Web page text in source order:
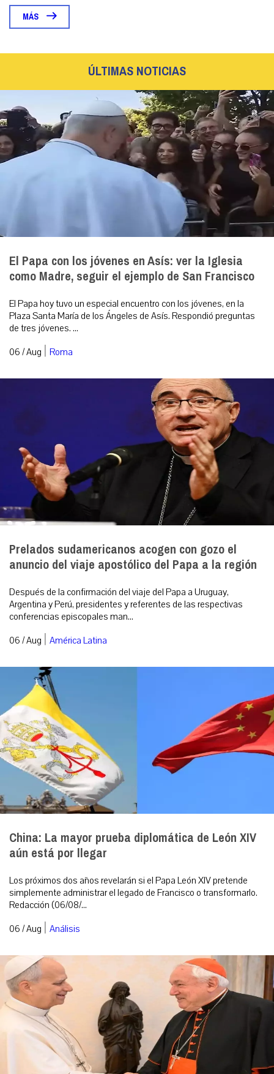
MÁS
ÚLTIMAS NOTICIAS
El Papa con los jóvenes en Asís: ver la Iglesia
como Madre, seguir el ejemplo de San Francisco
El Papa hoy tuvo un especial encuentro con los jóvenes, en la
Plaza Santa María de los Ángeles de Asís. Respondió preguntas
de tres jóvenes. ...
06 / Aug | Roma
Prelados sudamericanos acogen con gozo el
anuncio del viaje apostólico del Papa a la región
Después de la confirmación del viaje del Papa a Uruguay,
Argentina y Perú, presidentes y referentes de las respectivas
conferencias episcopales man...
06 / Aug | América Latina
China: La mayor prueba diplomática de León XIV
aún está por llegar
Los próximos dos años revelarán si el Papa León XIV pretende
simplemente administrar el legado de Francisco o transformarlo.
Redacción (06/08/...
06 / Aug | Análisis